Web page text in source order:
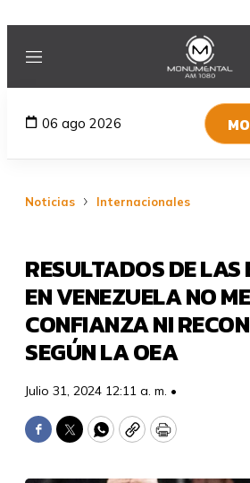
Menú
06 ago 2026
Noticias Internacionales
RESULTADOS DE LAS
EN VENEZUELA NO
CONFIANZA NI
SEGÚN LA OEA
Julio 31, 2024 12:11 a. m. •
Facebook
TwitterWhatsApp
CopyPrint